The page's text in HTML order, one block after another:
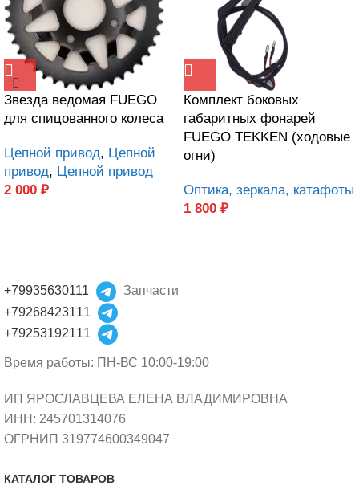
Звезда ведомая FUEGO
для спицованного колеса
Цепной привод, Цепной
привод, Цепной привод
2 000 ₽
Комплект боковых
габаритных фонарей
FUEGO TEKKEN (ходовые
огни)
Оптика, зеркала, катафоты
1 800 ₽
+79935630111
Запчасти
+79268423111
+79253192111
Время работы: ПН-ВС 10:00-19:00
ИП ЯРОСЛАВЦЕВА ЕЛЕНА ВЛАДИМИРОВНА
ИНН: 245701314076
ОГРНИП 319774600349047
КАТАЛОГ ТОВАРОВ